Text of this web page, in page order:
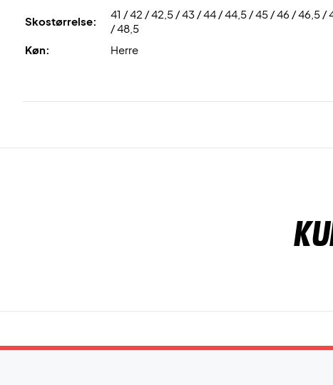
Skostørrelse:
41 / 42 / 42,5 / 43 / 44 / 44,5 / 45 / 46 / 46,5 /
/ 48,5
Køn:
Herre